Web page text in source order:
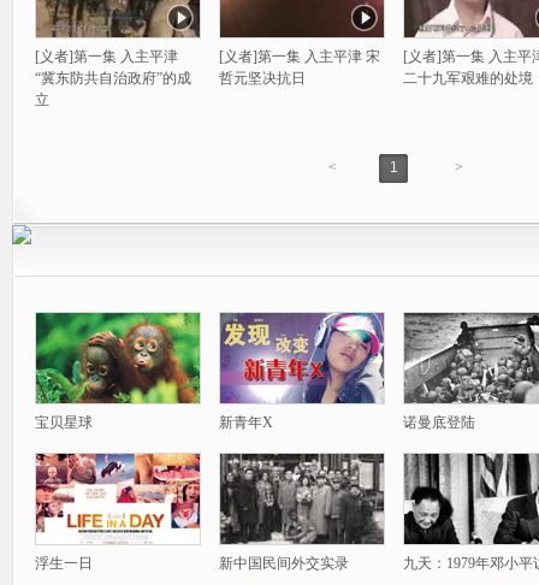
[义者]第一集 入主平津
“冀东防共自治政府”的成
立
[义者]第一集 入主平津 宋
哲元坚决抗日
[义者]第一集 入主平
二十九军艰难的处境
< 1 >
宝贝星球 新青年X 诺曼底登陆
浮生一日 新中国民间外交实录 九天：1979年邓小平